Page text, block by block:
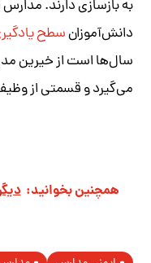
به بازسازی دارند.
دانش‌آموزانسطح
سال‌ها است از خیرین
می‌گیرد و قسمتی از
همچنین بخوانید: